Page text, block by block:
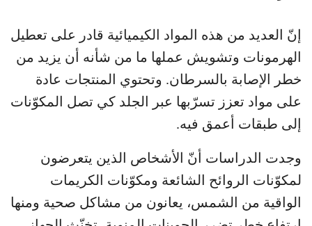
إنّ العديد من هذه المواد الكيميائية قادر على تعطيل
الهرمونات وتشويش عملها ما من شأنه أن يزيد من
خطر الإصابة بالسرطان. وتحتوي المنتجات عادة
على مواد تعزز تسرّبها عبر الجلد كي تصل المكوّنات
إلى طبقات أعمق فيه.
وجدت الدراسات أنّ الأشخاص الذين يتعرضون
لمكوّنات الروائح الشائعة ومكوّنات الكريمات
الواقية من الشمس، يعانون من مشاكل صحية ومنها